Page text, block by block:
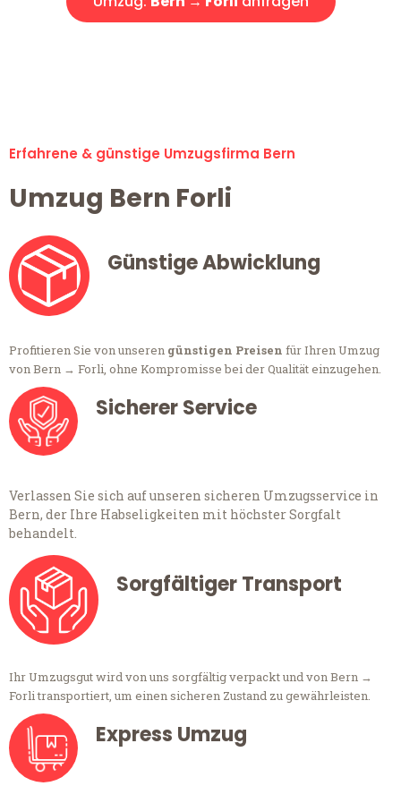
Erfahrene & günstige Umzugsfirma Bern
Umzug Bern Forli
Günstige Abwicklung
Profitieren Sie von unseren günstigen Preisen für Ihren Umzug
von Bern → Forli, ohne Kompromisse bei der Qualität einzugehen.
Sicherer Service
Verlassen Sie sich auf unseren sicheren Umzugsservice in
Bern, der Ihre Habseligkeiten mit höchster Sorgfalt
behandelt.
Sorgfältiger Transport
Ihr Umzugsgut wird von uns sorgfältig verpackt und von Bern →
Forli transportiert, um einen sicheren Zustand zu gewährleisten.
Express Umzug